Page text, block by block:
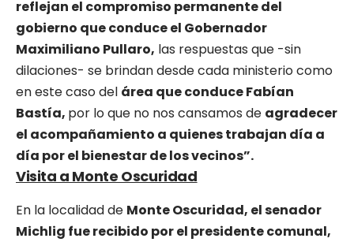
reflejan el compromiso permanente del
gobierno que conduce el Gobernador
Maximiliano Pullaro, las respuestas que -sin
dilaciones- se brindan desde cada ministerio como
en este caso del área que conduce Fabían
Bastía, por lo que no nos cansamos de agradecer
el acompañamiento a quienes trabajan día a
día por el bienestar de los vecinos”.
Visita a Monte Oscuridad
En la localidad de Monte Oscuridad, el senador
Michlig fue recibido por el presidente comunal,